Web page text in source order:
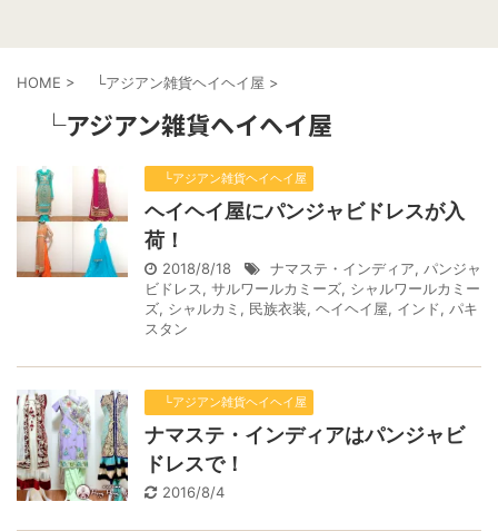
HOME > └アジアン雑貨ヘイヘイ屋 >
└アジアン雑貨ヘイヘイ屋
└アジアン雑貨ヘイヘイ屋
ヘイヘイ屋にパンジャビドレスが入
荷！
2018/8/18 ナマステ・インディア, パンジャ
ビドレス, サルワールカミーズ, シャルワールカミー
ズ, シャルカミ , 民族衣装, ヘイヘイ屋, インド, パキ
スタン
└アジアン雑貨ヘイヘイ屋
ナマステ・インディアはパンジャビ
ドレスで！
2016/8/4